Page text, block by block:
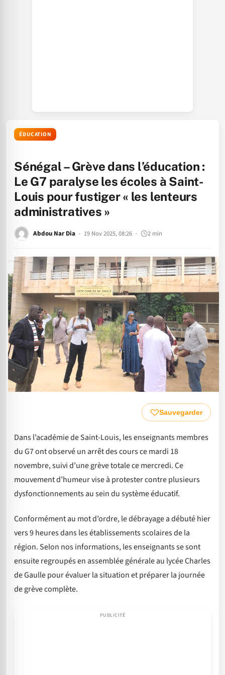
ÉDUCATION
Sénégal – Grève dans l’éducation :
Le G7 paralyse les écoles à Saint-
Louis pour fustiger « les lenteurs
administratives »
Abdou Nar Dia 19 Nov 2025, 08:26 2 min
Sauvegarder
Dans l’académie de Saint-Louis, les enseignants membres
du G7 ont observé un arrêt des cours ce mardi 18
novembre, suivi d’une grève totale ce mercredi. Ce
mouvement d’humeur vise à protester contre plusieurs
dysfonctionnements au sein du système éducatif.
Conformément au mot d’ordre, le débrayage a débuté hier
vers 9 heures dans les établissements scolaires de la
région. Selon nos informations, les enseignants se sont
ensuite regroupés en assemblée générale au lycée Charles
de Gaulle pour évaluer la situation et préparer la journée
de grève complète.